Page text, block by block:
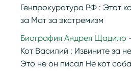
Генпрокуратура РФ : Этот
за Мат за экстремизм
Биография Андрея Щадило
Кот Василий : Извините за
Это не он писал Не кот